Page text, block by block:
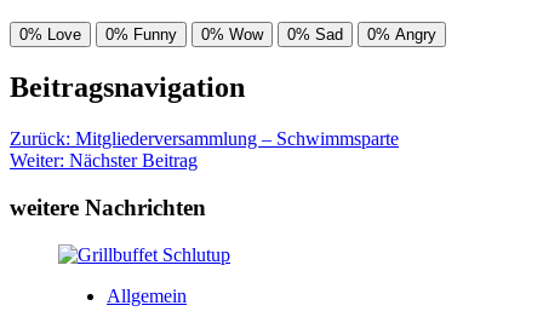
0% Love 0% Funny 0% Wow 0% Sad 0% Angry
Beitragsnavigation
Zurück: Mitgliederversammlung – Schwimmsparte
Weiter: Nächster Beitrag
weitere Nachrichten
Allgemein